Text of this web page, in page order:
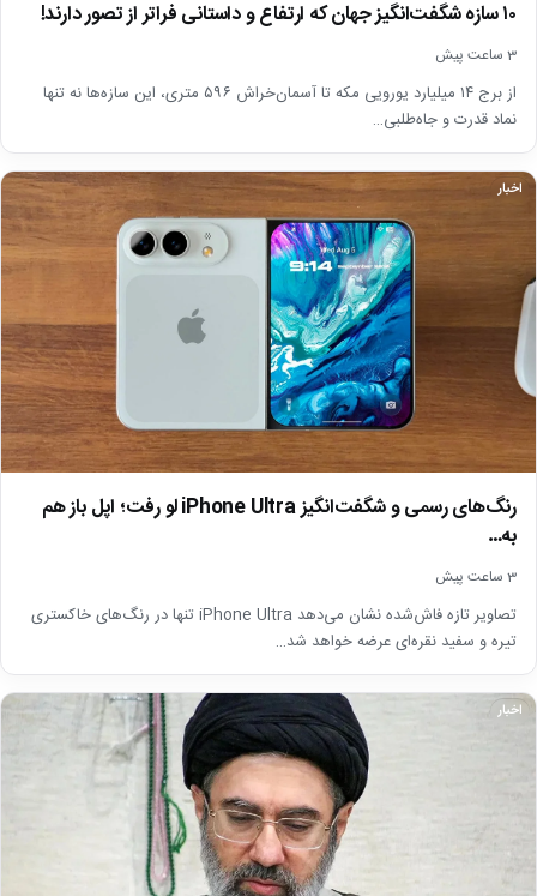
۱۰ سازه شگفت‌انگیز جهان که ارتفاع و داستانی فراتر از تصور دارند!
3 ساعت پیش
از برج ۱۴ میلیارد یورویی مکه تا آسمان‌خراش ۵۹۶ متری، این سازه‌ها نه تنها
نماد قدرت و جاه‌طلبی…
اخبار
رنگ‌های رسمی و شگفت‌انگیز iPhone Ultra لو رفت؛ اپل باز هم
به…
3 ساعت پیش
تصاویر تازه فاش‌شده نشان می‌دهد iPhone Ultra تنها در رنگ‌های خاکستری
تیره و سفید نقره‌ای عرضه خواهد شد…
اخبار